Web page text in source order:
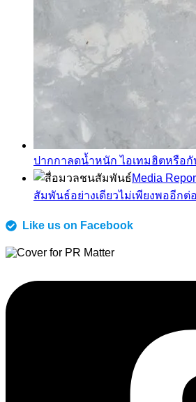
ปากกาลดน้ำหนัก ไอเทมฮิตหรือ
Media
สัมพันธ์อย่างเดียวไม่เพียงพออีกต่
Like us on Facebook